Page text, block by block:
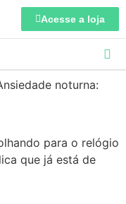
Acesse a loja
noturna: